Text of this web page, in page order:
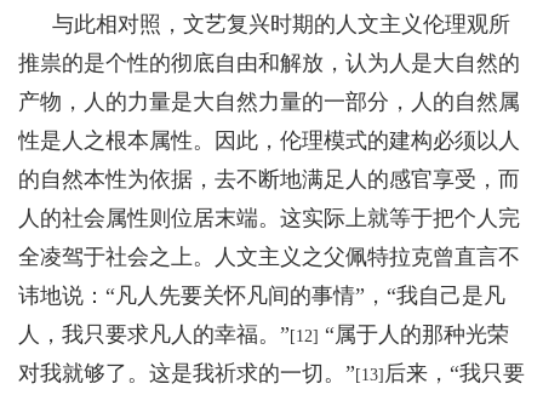
与此相对照，文艺复兴时期的人文主义伦理观所
推祟的是个性的彻底自由和解放，认为人是大自然的
产物，人的力量是大自然力量的一部分，人的自然属
性是人之根本属性。因此，伦理模式的建构必须以人
的自然本性为依据，去不断地满足人的感官享受，而
人的社会属性则位居末端。这实际上就等于把个人完
全凌驾于社会之上。人文主义之父佩特拉克曾直言不
讳地说：“凡人先要关怀凡间的事情”，“我自己是凡
人，我只要求凡人的幸福。” [12] “属于人的那种光荣
对我就够了。这是我祈求的一切。” [13] 后来，“我只要